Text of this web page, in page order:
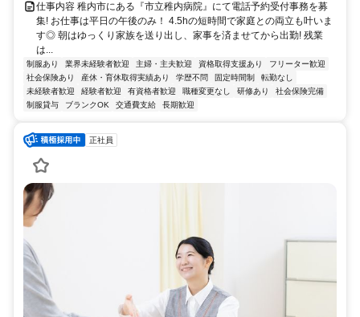
仕事内容 稚内市にある『市立稚内病院』にて電話予約受付事務を募
集! お仕事は平日の午後のみ！ 4.5hの短時間で家庭との両立も叶いま
す◎ 朝はゆっくり家族を送り出し、家事を済ませてから出勤! 残業
は...
制服あり 業界未経験者歓迎 主婦・主夫歓迎 資格取得支援あり
フリーター歓迎
社会保険あり
産休・育休取得実績あり 学歴不問 固定時間制
転勤なし
未経験者歓迎
経験者歓迎 有資格者歓迎 職種変更なし 研修あり
社会保険完備
制服貸与
ブランクOK 交通費支給 長期歓迎
正社員